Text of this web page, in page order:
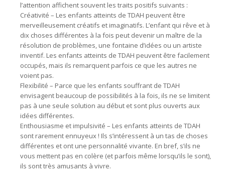
l’attention affichent souvent les traits positifs suivants :
Créativité – Les enfants atteints de TDAH peuvent être
merveilleusement créatifs et imaginatifs. L’enfant qui rêve et à
dix choses différentes à la fois peut devenir un maître de la
résolution de problèmes, une fontaine d’idées ou un artiste
inventif. Les enfants atteints de TDAH peuvent être facilement
occupés, mais ils remarquent parfois ce que les autres ne
voient pas.
Flexibilité – Parce que les enfants souffrant de TDAH
envisagent beaucoup de possibilités à la fois, ils ne se limitent
pas à une seule solution au début et sont plus ouverts aux
idées différentes.
Enthousiasme et impulsivité – Les enfants atteints de TDAH
sont rarement ennuyeux ! Ils s’intéressent à un tas de choses
différentes et ont une personnalité vivante. En bref, s’ils ne
vous mettent pas en colère (et parfois même lorsqu’ils le sont),
ils sont très amusants à vivre.